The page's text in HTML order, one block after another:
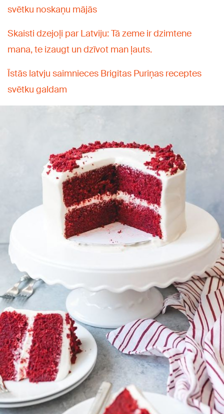
svētku noskaņu mājās
Skaisti dzejoļi par Latviju: Tā zeme ir dzimtene
mana, te izaugt un dzīvot man ļauts.
Īstās latvju saimnieces Brigitas Puriņas receptes
svētku galdam